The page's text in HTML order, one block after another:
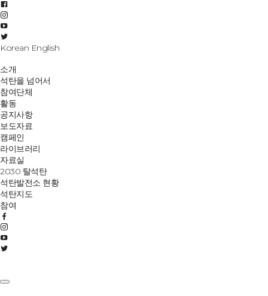
Korean English
소개
석탄을 넘어서
참여단체
활동
공지사항
보도자료
캠페인
라이브러리
자료실
2030 탈석탄
석탄발전소 현황
석탄지도
참여